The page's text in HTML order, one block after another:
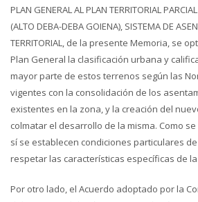
PLAN GENERAL AL PLAN TERRITORIAL
(ALTO DEBA-DEBA GOIENA), SISTEMA DE
TERRITORIAL, de la presente Memoria, se
Plan General la clasificación urbana y
mayor parte de estos terrenos según las
vigentes con la consolidación de los
existentes en la zona, y la creación del
colmatar el desarrollo de la misma. Como
sí se establecen condiciones particulares
respetar las características específicas de
Por otro lado, el Acuerdo adoptado por la